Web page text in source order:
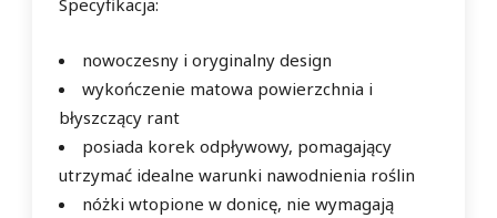
nowoczesny i oryginalny design
wykończenie matowa powierzchnia i
błyszczący rant
posiada korek odpływowy, pomagający
utrzymać idealne warunki nawodnienia roślin
nóżki wtopione w donicę, nie wymagają